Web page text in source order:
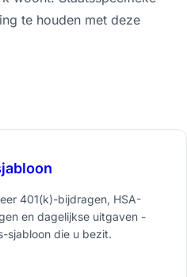
te houden met deze
401(k)-bijdragen, HSA-
en dagelijkse uitgaven -
sjabloon die u bezit.